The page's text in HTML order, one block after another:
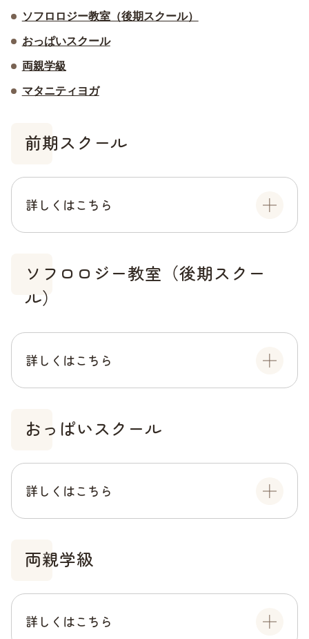
ソフロロジー教室（後期スクール）
おっぱいスクール
両親学級
マタニティヨガ
前期スクール
詳しくはこちら
ソフロロジー教室（後期スクー
ル）
詳しくはこちら
おっぱいスクール
詳しくはこちら
両親学級
詳しくはこちら